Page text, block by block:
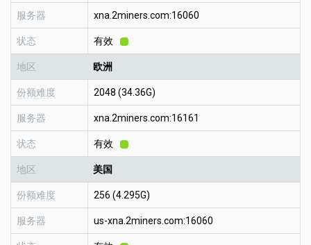
服务器 xna.2miners.com:16060
状态 有效
地区 欧洲
份额难度 2048 (34.36G)
服务器 xna.2miners.com:16161
状态 有效
地区 美国
份额难度 256 (4.295G)
服务器 us-xna.2miners.com:16060